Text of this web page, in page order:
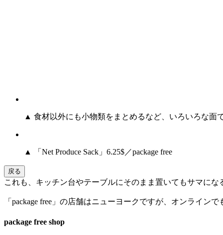
▲ 食材以外にも小物類をまとめるなど、いろいろな面
▲ 「Net Produce Sack」6.25$／package free
戻る
これも、キッチン台やテーブルにそのまま置いてもサマに
「package free」の店舗はニューヨークですが、オンライ
package free shop